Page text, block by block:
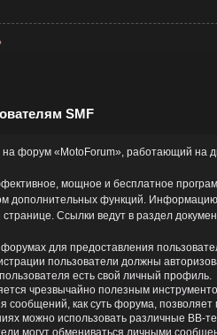
SMF
форум «MotoForum», работающий на
мощное и бесплатное
дополнительных функций.
Ссылки ведут в раздел
для предоставления
пользователи должны
есть свой личный профиль.
чрезвычайно полезным
сообщений, как суть форума,
можно использовать различные BB-
могут обмениваться личными